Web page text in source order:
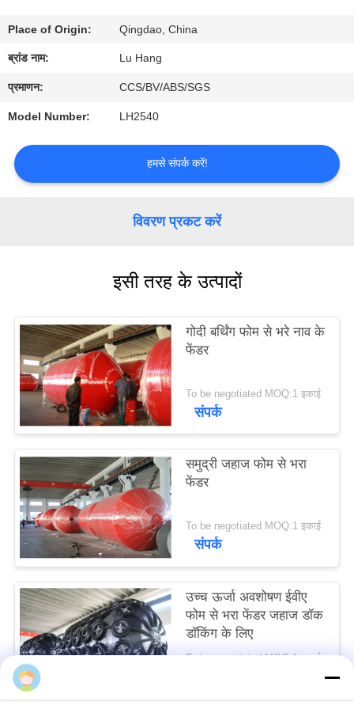
गुणवत्ता
नियंत्रण
हमसे
संपर्क
करें
PRIVACY
POLICY
Place of Origin: Qingdao, China
ब्रांड नाम: Lu Hang
प्रमाणन: CCS/BV/ABS/SGS
Model Number: LH2540
हमसे संपर्क करें!
विवरण प्रकट करें
इसी तरह के उत्पादों
गोदी बर्थिंग फोम से भरे नाव के
फेंडर
To be negotiated MOQ:1 इकाई
संपर्क
समुद्री जहाज फोम से भरा
फेंडर
To be negotiated MOQ:1 इकाई
संपर्क
उच्च ऊर्जा अवशोषण ईवीए
फोम से भरा फेंडर जहाज डॉक
डॉकिंग के लिए
To be negotiated MOQ:1 इकाई